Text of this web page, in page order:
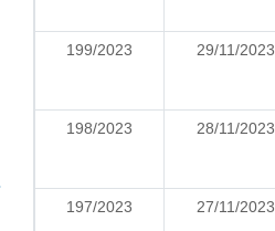
199/2023 29/11/2023
198/2023 28/11/2023
197/2023 27/11/2023